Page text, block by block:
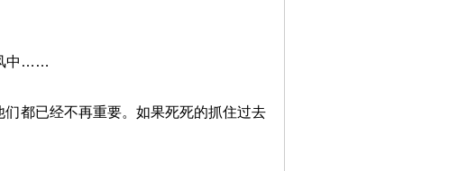
中……
都已经不再重要。如果死死的抓住过去